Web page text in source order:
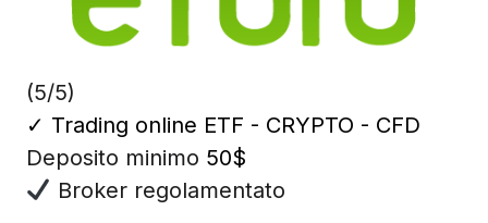
(5/5)
✓ Trading online ETF - CRYPTO - CFD
Deposito minimo 50$
Broker regolamentato